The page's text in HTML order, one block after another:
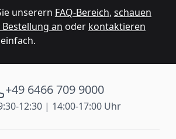
unserern FAQ-Bereich, schauen
Bestellung an oder kontaktieren
einfach.
+49 6466 709 9000
12:30 | 14:00-17:00 Uhr